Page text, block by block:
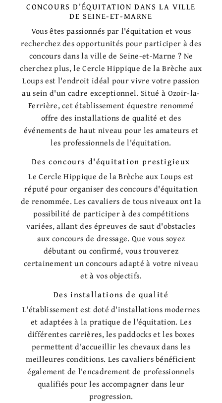
CONCOURS D’ÉQUITATION DANS LA VILLE
DE SEINE-ET-MARNE
Vous êtes passionnés par l'équitation et vous
recherchez des opportunités pour participer à des
concours dans la ville de Seine-et-Marne ? Ne
cherchez plus, le Cercle Hippique de la Brèche aux
Loups est l'endroit idéal pour vivre votre passion
au sein d'un cadre exceptionnel. Situé à Ozoir-la-
Ferrière, cet établissement équestre renommé
offre des installations de qualité et des
événements de haut niveau pour les amateurs et
les professionnels de l'équitation.
Des concours d'équitation prestigieux
Le Cercle Hippique de la Brèche aux Loups est
réputé pour organiser des concours d'équitation
de renommée. Les cavaliers de tous niveaux ont la
possibilité de participer à des compétitions
variées, allant des épreuves de saut d'obstacles
aux concours de dressage. Que vous soyez
débutant ou confirmé, vous trouverez
certainement un concours adapté à votre niveau
et à vos objectifs.
Des installations de qualité
L'établissement est doté d'installations modernes
et adaptées à la pratique de l'équitation. Les
différentes carrières, les paddocks et les boxes
permettent d'accueillir les chevaux dans les
meilleures conditions. Les cavaliers bénéficient
également de l'encadrement de professionnels
qualifiés pour les accompagner dans leur
progression.